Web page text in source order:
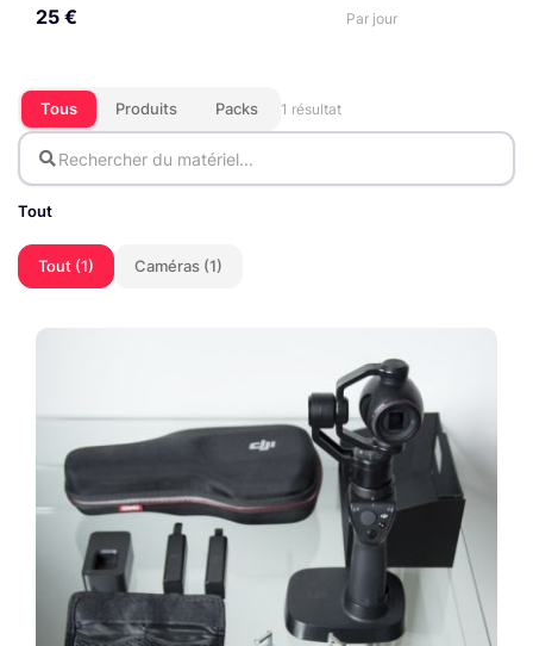
25 € Par jour
Tous Produits Packs 1 résultat
Tout
Tout (1) Caméras (1)